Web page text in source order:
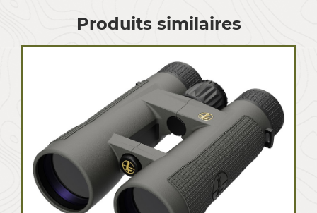
Produits similaires